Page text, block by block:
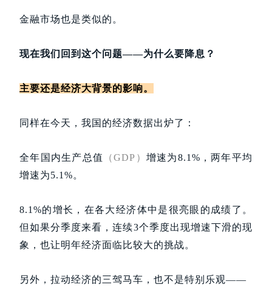
金融市场也是类似的。
现在我们回到这个问题——为什么要降息？
主要还是经济大背景的影响。
同样在今天，我国的经济数据出炉了：
全年国内生产总值 （GDP） 增速为8.1%，两年平均
增速为5.1%。
8.1%的增长，在各大经济体中是很亮眼的成绩了。
但如果分季度来看，连续3个季度出现增速下滑的现
象，也让明年经济面临比较大的挑战。
另外，拉动经济的三驾马车，也不是特别乐观——